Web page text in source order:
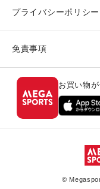
プライバシーポリシー
免責事項
お買い物
©